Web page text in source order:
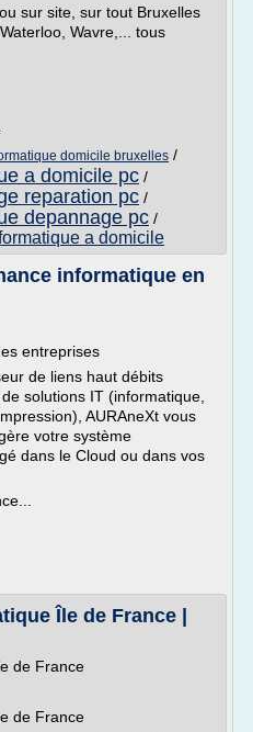
sur site, sur tout Bruxelles
Wavre,... tous
domicile bruxelles /
a domicile pc /
reparation pc /
depannage pc /
a domicile
informatique en
entreprises
de liens haut débits
solutions IT (informatique,
AURAneXt vous
votre système
dans le Cloud ou dans vos
Île de France |
de France
de France